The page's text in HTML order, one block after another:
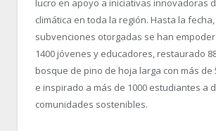
climática en toda la región. Hasta la
subvenciones otorgadas se han
1400 jóvenes y educadores, restaurado
bosque de pino de hoja larga con más de
e inspirado a más de 1000 estudiantes a
comunidades sostenibles.